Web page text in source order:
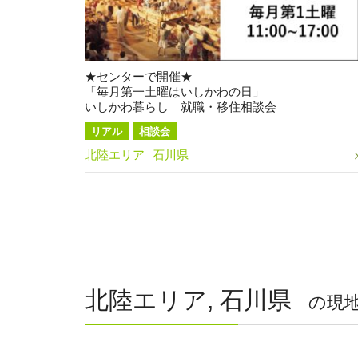
★センターで開催★
「毎月第一土曜はいしかわの日」
いしかわ暮らし 就職・移住相談会
リアル 相談会
北陸エリア 石川県
北陸エリア, 石川県 の現